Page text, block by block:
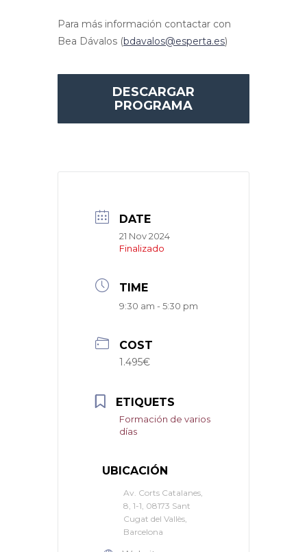
Para más información contactar con
Bea Dávalos (bdavalos@esperta.es)
DESCARGAR
PROGRAMA
DATE
21 Nov 2024
Finalizado
TIME
9:30 am - 5:30 pm
COST
1.495€
ETIQUETS
Formación de varios
días
UBICACIÓN
Av. Corts Catalanes,
8, 1-1, 08173 Sant
Cugat del Vallès,
Barcelona